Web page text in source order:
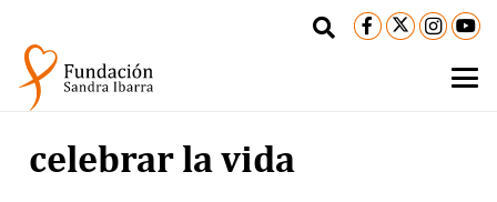
celebrar la vida